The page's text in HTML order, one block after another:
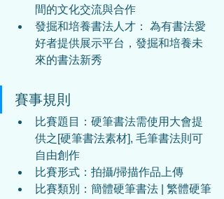
間的文化交流與合作
發掘和培養書法人才： 為有書法愛
好者提供展示平台，發掘和培養未
來的書法新秀
賽事規則
比賽題目：硬筆書法需使用大會提
供之[硬筆書法素材], 毛筆書法則可
自由創作
比賽形式： 拍攝/掃描作品上傳
比賽類別：簡體硬筆書法 | 繁體硬筆